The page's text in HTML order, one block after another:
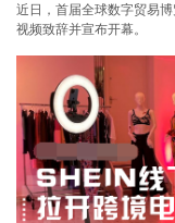
近日，首届全球数字贸易
视频致辞并宣布开幕。